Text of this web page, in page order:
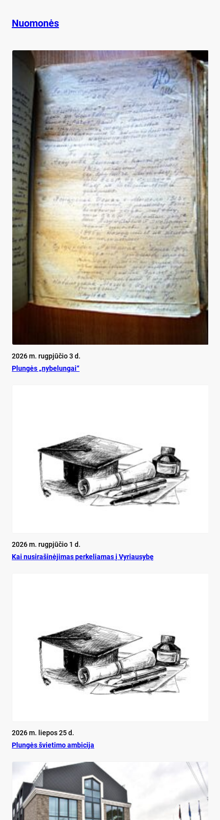
Nuomonės
2026 m. rugpjūčio 3 d.
Plun­gės „ny­be­lun­gai“
2026 m. rugpjūčio 1 d.
Kai nu­si­ra­ši­nė­ji­mas per­ke­lia­mas į Vy­riau­sy­bę
2026 m. liepos 25 d.
Plun­gės švie­ti­mo am­bi­ci­ja